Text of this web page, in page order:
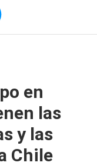
en
las
y las
Chile